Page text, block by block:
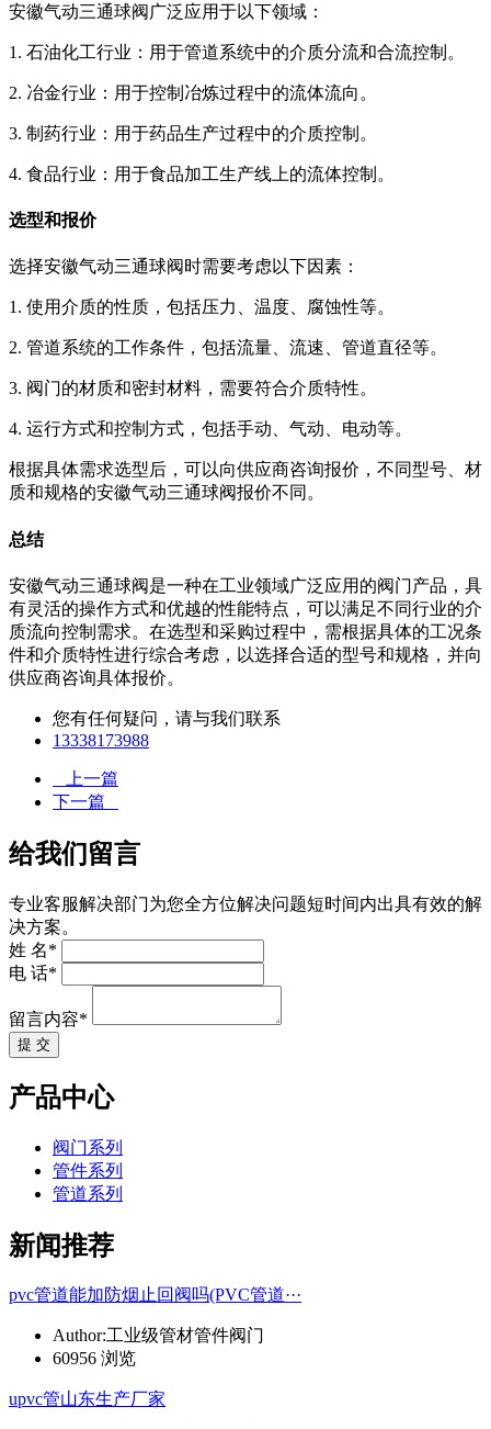
安徽气动三通球阀广泛应用于以下领域：
1. 石油化工行业：用于管道系统中的介质分流和合流控制。
2. 冶金行业：用于控制冶炼过程中的流体流向。
3. 制药行业：用于药品生产过程中的介质控制。
4. 食品行业：用于食品加工生产线上的流体控制。
选型和报价
选择安徽气动三通球阀时需要考虑以下因素：
1. 使用介质的性质，包括压力、温度、腐蚀性等。
2. 管道系统的工作条件，包括流量、流速、管道直径等。
3. 阀门的材质和密封材料，需要符合介质特性。
4. 运行方式和控制方式，包括手动、气动、电动等。
根据具体需求选型后，可以向供应商咨询报价，不同型号、材
质和规格的安徽气动三通球阀报价不同。
总结
安徽气动三通球阀是一种在工业领域广泛应用的阀门产品，具
有灵活的操作方式和优越的性能特点，可以满足不同行业的介
质流向控制需求。在选型和采购过程中，需根据具体的工况条
件和介质特性进行综合考虑，以选择合适的型号和规格，并向
供应商咨询具体报价。
您有任何疑问，请与我们联系
13338173988
上一篇
下一篇
给我们留言
专业客服解决部门为您全方位解决问题短时间内出具有效的解
决方案。
姓 名*
电 话*
留言内容*
提 交
产品中心
阀门系列
管件系列
管道系列
新闻推荐
pvc管道能加防烟止回阀吗(PVC管道···
Author:工业级管材管件阀门
60956 浏览
upvc管山东生产厂家